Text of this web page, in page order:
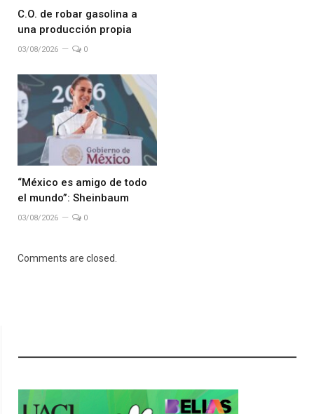
C.O. de robar gasolina a
una producción propia
03/08/2026 0
“México es amigo de todo
el mundo”: Sheinbaum
03/08/2026 0
Comments are closed.